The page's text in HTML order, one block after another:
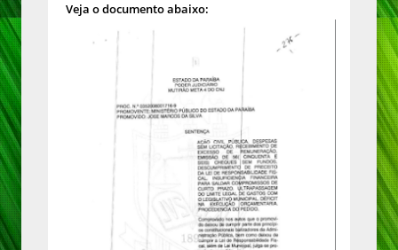
Veja o documento abaixo: